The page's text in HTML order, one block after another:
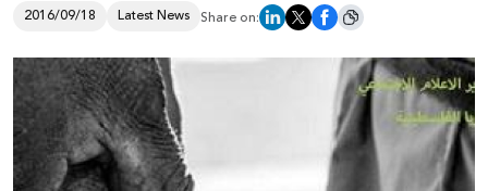
2016/09/18 Latest News Share on: